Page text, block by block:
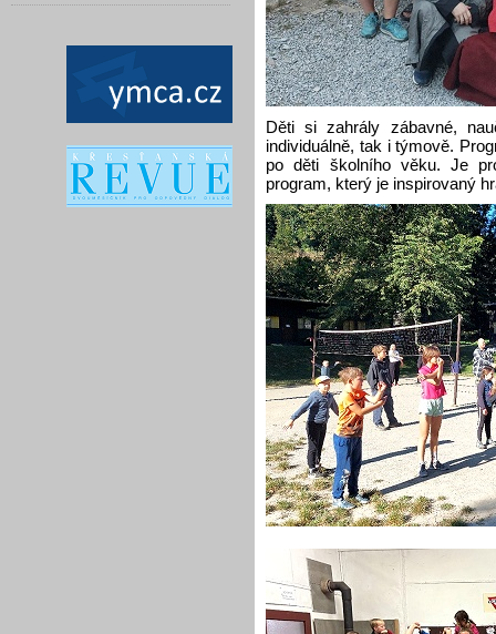
Děti si zahrály zábavné,
individuálně, tak i týmově.
po děti školního věku. Je
program, který je inspirovaný